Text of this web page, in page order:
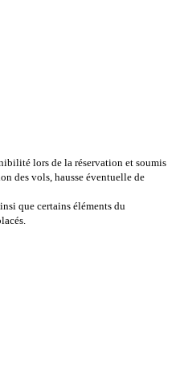
lors de la réservation et soumis
des vols, hausse éventuelle de
que certains éléments du